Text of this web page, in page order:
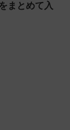
まとめて入